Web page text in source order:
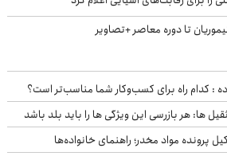
: کدام راه برای کسب‌وکار شما مناسب‌تر است؟
ها: هر بازرسی این ویژگی ها را باید بلد باشد